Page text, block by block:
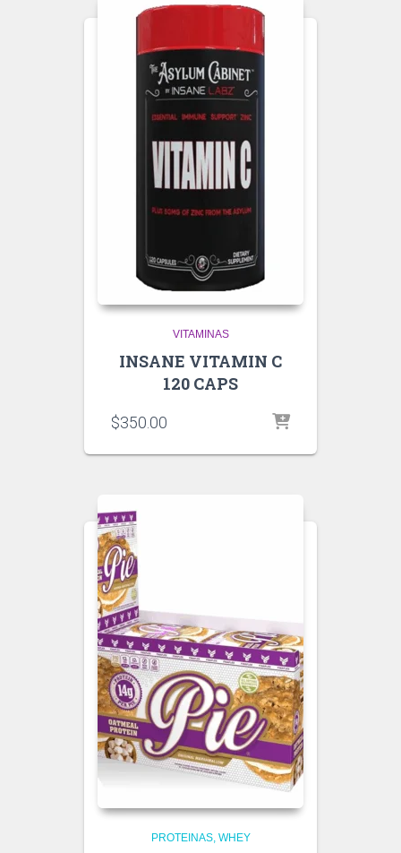
VITAMINAS
INSANE VITAMIN C
120 CAPS
$350.00
PROTEINAS WHEY